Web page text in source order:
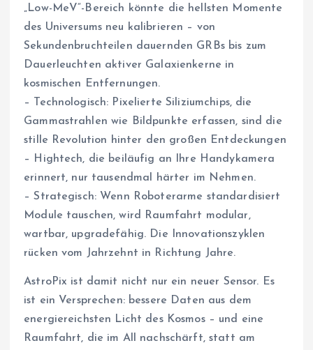
„Low-MeV“-Bereich könnte die hellsten Momente
des Universums neu kalibrieren – von
Sekundenbruchteilen dauernden GRBs bis zum
Dauerleuchten aktiver Galaxienkerne in
kosmischen Entfernungen.
– Technologisch: Pixelierte Siliziumchips, die
Gammastrahlen wie Bildpunkte erfassen, sind die
stille Revolution hinter den großen Entdeckungen
– Hightech, die beiläufig an Ihre Handykamera
erinnert, nur tausendmal härter im Nehmen.
– Strategisch: Wenn Roboterarme standardisiert
Module tauschen, wird Raumfahrt modular,
wartbar, upgradefähig. Die Innovationszyklen
rücken vom Jahrzehnt in Richtung Jahre.
AstroPix ist damit nicht nur ein neuer Sensor. Es
ist ein Versprechen: bessere Daten aus dem
energiereichsten Licht des Kosmos – und eine
Raumfahrt, die im All nachschärft, statt am